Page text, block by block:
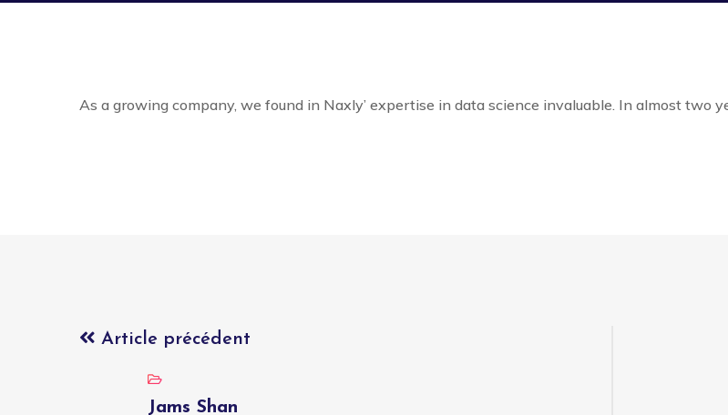
As a growing company, we found in Naxly’ expertise in data science invaluable. In almost two
Article précédent
Jams Shan